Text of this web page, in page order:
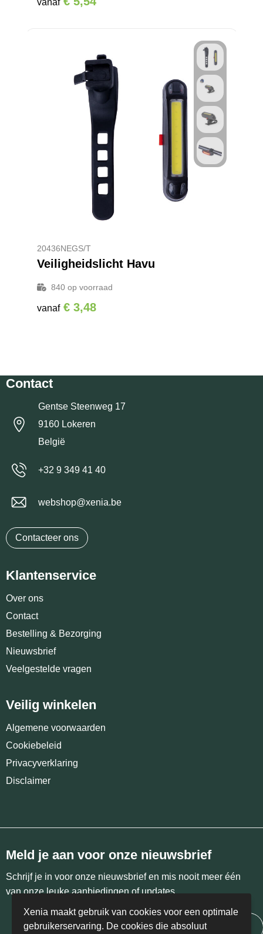
vanaf
20436NEGS/T
Veiligheidslicht Havu
840op voorraad
vanaf € 3,48
Contact
Gentse Steenweg 17
9160 Lokeren
België
+32 9 349 41 40
webshop@xenia.be
Contacteer ons
Klantenservice
Over ons
Contact
Bestelling & Bezorging
Nieuwsbrief
Veelgestelde vragen
Veilig winkelen
Algemene voorwaarden
Cookiebeleid
Privacyverklaring
Disclaimer
Meld je aan voor onze nieuwsbrief
Schrijf je in voor onze nieuwsbrief en mis nooit meer één
van onze leuke aanbiedingen of updates.
Inschrijven
Xenia maakt gebruik van cookies voor een optimale
gebruikerservaring. De cookies die absoluut